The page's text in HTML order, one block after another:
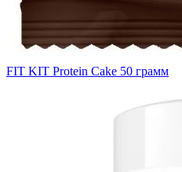
FIT KIT Protein Cake 50 грамм